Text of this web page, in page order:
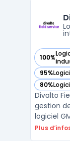
et de
...
100%
— voir
95%
— voir
80%
— voir
Divalto
gestion
logiciel
Assistée
Plus